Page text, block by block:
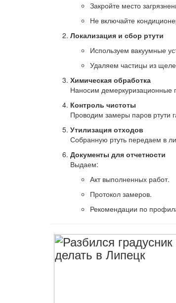
Закройте место
Не включайте
Локализация и сбор ртути
Используем вакуумные
Удаляем частицы из
Химическая обработка
Наносим демеркуризационные
Контроль чистоты
Проводим замеры паров ртути
Утилизация отходов
Собранную ртуть передаем в
Документы для отчетности
Выдаем:
Акт выполненных работ.
Протокол замеров.
Рекомендации по